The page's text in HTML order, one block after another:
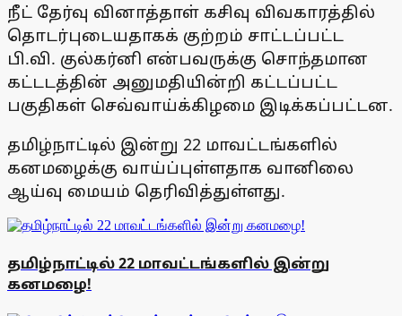
நீட் தேர்வு வினாத்தாள் கசிவு விவகாரத்தில்
தொடர்புடையதாகக் குற்றம் சாட்டப்பட்ட
பி.வி. குல்கர்னி என்பவருக்கு சொந்தமான
கட்டடத்தின் அனுமதியின்றி கட்டப்பட்ட
பகுதிகள் செவ்வாய்க்கிழமை இடிக்கப்பட்டன.
தமிழ்நாட்டில் இன்று 22 மாவட்டங்களில்
கனமழைக்கு வாய்ப்புள்ளதாக வானிலை
ஆய்வு மையம் தெரிவித்துள்ளது.
தமிழ்நாட்டில் 22 மாவட்டங்களில் இன்று
கனமழை!